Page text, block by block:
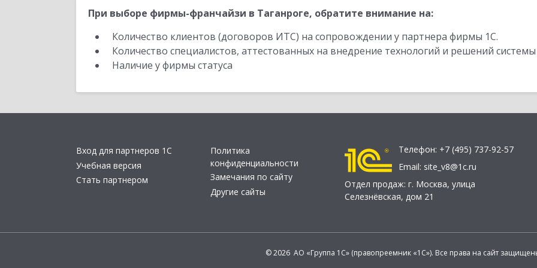
При выборе фирмы-франчайзи в Таганроге, обратите внимание на:
Количество клиентов (договоров ИТС) на сопровождении у партнера фирмы 1С.
Количество специалистов, аттестованных на внедрение технологий и решений
Наличие у фирмы статуса
Вход для партнеров 1С
Учебная версия
Стать партнером
Политика
конфиденциальности
Замечания по сайту
Другие сайты
Телефон: +7 (495) 737-92-57
Email: site_v8@1c.ru
Отдел продаж: г. Москва, улица
Селезнёвская, дом 21
© 2026 АО «Группа 1С» (правопреемник «1С»). Все права на сайт